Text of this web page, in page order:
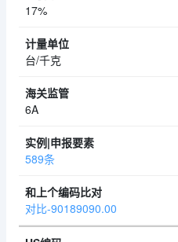
17%
台/千克
6A
589条
对比-90189090.00